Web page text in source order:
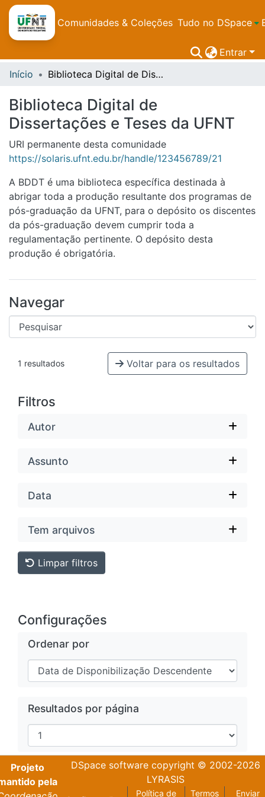
Comunidades & Coleções Tudo no DSpace
Entrar
Início
Biblioteca Digital de Dissertações e Teses da UFNT
Biblioteca Digital de
Dissertações e Teses da UFNT
URI permanente desta comunidade
https://solaris.ufnt.edu.br/handle/123456789/21
A BDDT é uma biblioteca específica destinada à
abrigar toda a produção resultante dos programas de
pós-graduação da UFNT, para o depósito os discentes
da pós-graduação devem cumprir toda a
regulamentação pertinente. O depósito desta
produção é obrigatória.
Navegar
1 resultados Voltar para os resultados
Filtros
Autor
Assunto
Data
Tem arquivos
Limpar filtros
Configurações
Ordenar por
Resultados por página
Projeto
pela
DSpace softwarecopyright © 2002-2026
LYRASIS
Política de Termos Enviar